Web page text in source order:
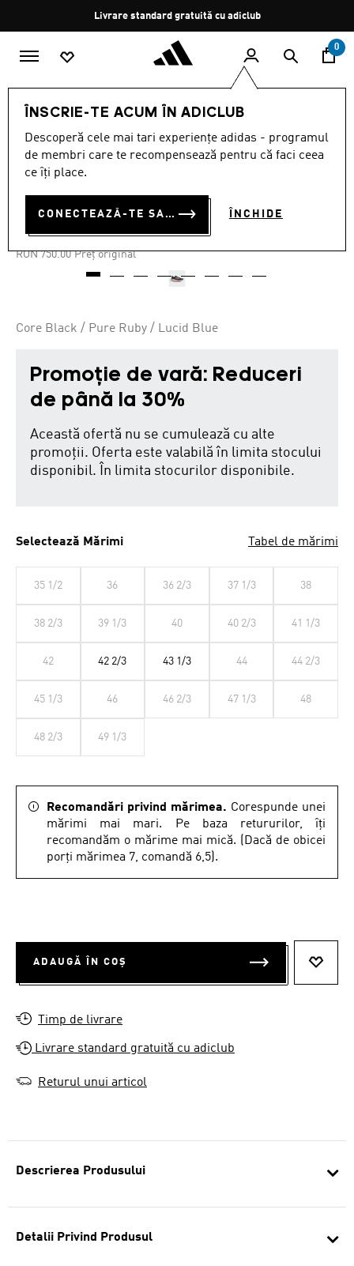
Oprește
rotația
Livrare standard gratuită cu adiclub
0
ÎNSCRIE-TE ACUM ÎN ADICLUB
Descoperă cele mai tari experiențe adidas - programul
de membri care te recompensează pentru că faci ceea
ce îți place.
CONECTEAZĂ-TE SAU ÎNSCRIE-TE ACUM ÎNCHIDE
Descrierea Produsului
Detalii Privind Produsul
MĂRCI Încălţăminte
Oferta pe timp limitat
ADIZERO ARUKU
RON 442.50
RON 337.50 Cel mai mic preț anterior
Preț original
Preț redus de la
RON 750.00la
Core Black / Pure Ruby / Lucid Blue
Promoție de vară: Reduceri
de până la 30%
Această ofertă nu se cumulează cu alte
promoții. Oferta este valabilă în limita stocului
disponibil. În limita stocurilor disponibile.
Selectează Mărimi Tabel de mărimi
35 1/2 36 36 2/3 37 1/3 38
38 2/3 39 1/3 40 40 2/3 41 1/3
42 42 2/3 43 1/3 44 44 2/3
45 1/3 46 46 2/3 47 1/3 48
48 2/3 49 1/3
Recomandări privind mărimea. Corespunde unei
mărimi mai mari. Pe baza retururilor, îți
recomandăm o mărime mai mică. (Dacă de obicei
porți mărimea 7, comandă 6,5).
ADAUGĂ ÎN COȘ
Timp de livrare
Livrare standard gratuită cu adiclub
Returul unui articol